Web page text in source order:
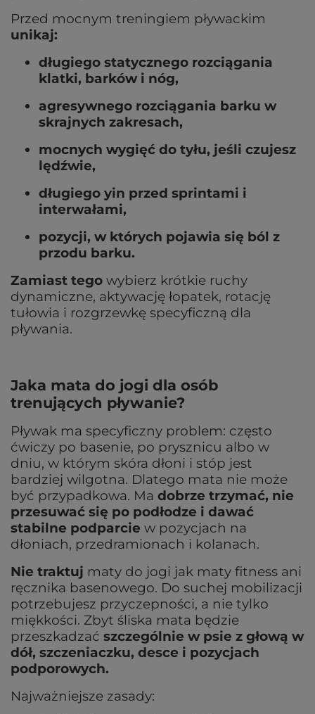
Przed mocnym treningiem pływackim
unikaj:
długiego statycznego rozciągania
klatki, barków i nóg,
agresywnego rozciągania barku w
skrajnych zakresach,
mocnych wygięć do tyłu, jeśli czujesz
lędźwie,
długiego yin przed sprintami i
interwałami,
pozycji, w których pojawia się ból z
przodu barku.
Zamiast tego wybierz krótkie ruchy
dynamiczne, aktywację łopatek, rotację
tułowia i rozgrzewkę specyficzną dla
pływania.
Jaka mata do jogi dla osób
trenujących pływanie?
Pływak ma specyficzny problem: często
ćwiczy po basenie, po prysznicu albo w
dniu, w którym skóra dłoni i stóp jest
bardziej wilgotna. Dlatego mata nie może
być przypadkowa. Ma dobrze trzymać, nie
przesuwać się po podłodze i dawać
stabilne podparcie w pozycjach na
dłoniach, przedramionach i kolanach.
Nie traktuj maty do jogi jak maty fitness ani
ręcznika basenowego. Do suchej mobilizacji
potrzebujesz przyczepności, a nie tylko
miękkości. Zbyt śliska mata będzie
przeszkadzać szczególnie w psie z głową w
dół, szczeniaczku, desce i pozycjach
podporowych.
Najważniejsze zasady: